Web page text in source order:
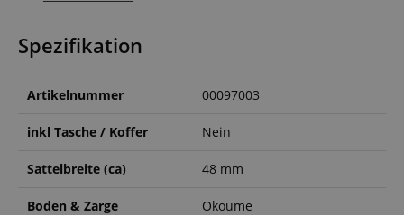
Spezifikation
Artikelnummer 00097003
inkl Tasche / Koffer Nein
Sattelbreite (ca) 48 mm
Boden & Zarge Okoume